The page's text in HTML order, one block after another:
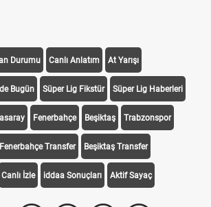
Durumu Canlı Anlatım At Yarışı
Bugün Süper Lig Fikstür Süper Lig Haberleri
Fenerbahçe Beşiktaş Trabzonspor
Fenerbahçe Transfer Beşiktaş Transfer
Canlı İzle iddaa Sonuçları Aktif Sayaç